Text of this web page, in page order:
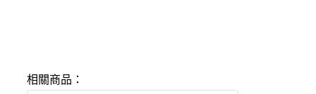
相關商品：